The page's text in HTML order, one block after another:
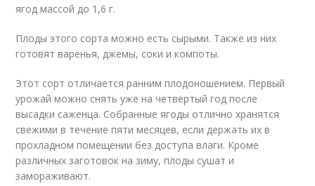
ягод массой до 1,6 г.
Плоды этого сорта можно есть сырыми. Также из них
готовят варенья, джемы, соки и компоты.
Этот сорт отличается ранним плодоношением. Первый
урожай можно снять уже на четвертый год после
высадки саженца. Собранные ягоды отлично хранятся
свежими в течение пяти месяцев, если держать их в
прохладном помещении без доступа влаги. Кроме
различных заготовок на зиму, плоды сушат и
замораживают.